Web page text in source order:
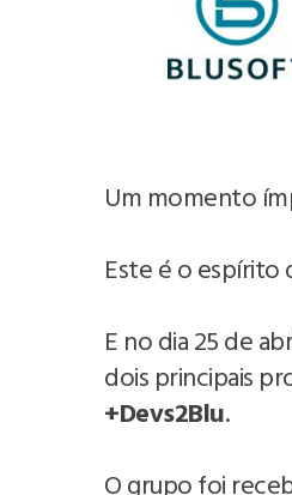
Um momento
Este é o espírito
E no dia 25 de
dois principais
+Devs2Blu.